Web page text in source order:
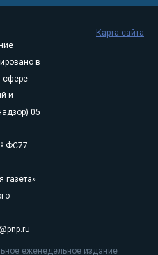
в
сфере
и
05
ФС77-
газета»
еженедельное издание
Карта сайта